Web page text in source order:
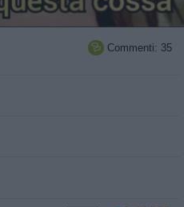
 Commenti: 35